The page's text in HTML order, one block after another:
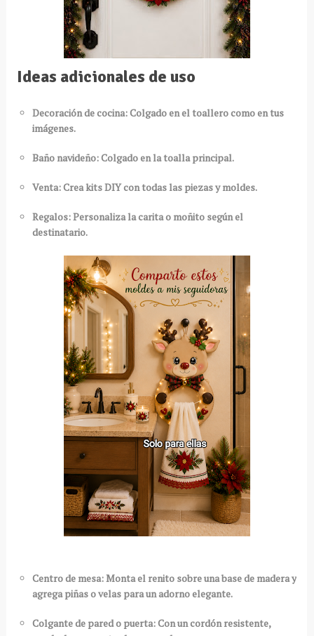
Ideas adicionales de uso
Decoración de cocina: Colgado en el toallero como en tus
imágenes.
Baño navideño: Colgado en la toalla principal.
Venta: Crea kits DIY con todas las piezas y moldes.
Regalos: Personaliza la carita o moñito según el
destinatario.
Centro de mesa: Monta el renito sobre una base de madera y
agrega piñas o velas para un adorno elegante.
Colgante de pared o puerta: Con un cordón resistente,